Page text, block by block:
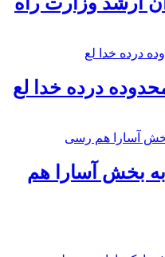
درده خدا لع
به بخش آسارا هم